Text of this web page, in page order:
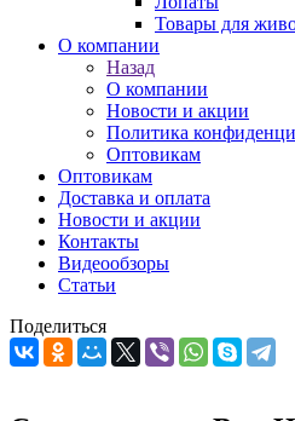
Товары для
О компании
Назад
О компании
Новости и акции
Политика
Оптовикам
Оптовикам
Доставка и оплата
Новости и акции
Контакты
Видеообзоры
Статьи
Поделиться